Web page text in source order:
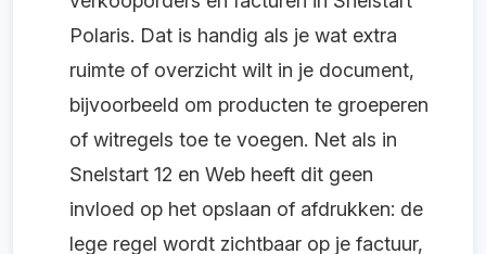
Polaris. Dat is handig als je wat extra
ruimte of overzicht wilt in je document,
bijvoorbeeld om producten te groeperen
of witregels toe te voegen. Net als in
Snelstart 12 en Web heeft dit geen
invloed op het opslaan of afdrukken: de
lege regel wordt zichtbaar op je factuur,